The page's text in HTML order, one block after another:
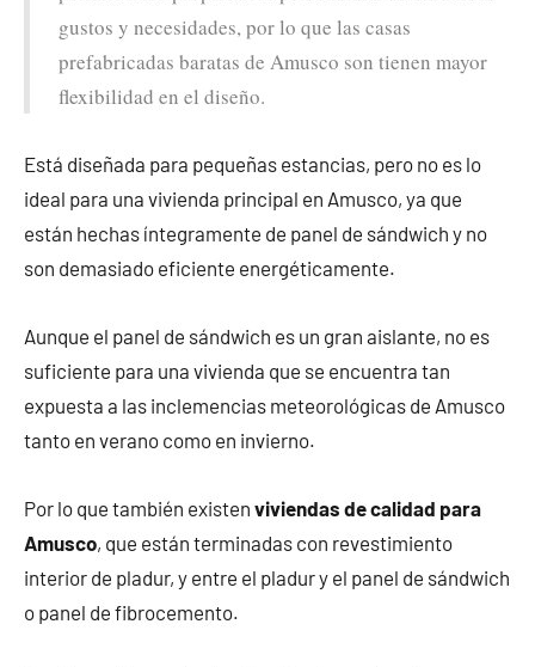
gustos y necesidades, por lo que las casas
prefabricadas baratas de Amusco son tienen mayor
flexibilidad en el diseño.
Está diseñada para pequeñas estancias, pero no es lo
ideal para una vivienda principal en Amusco, ya que
están hechas íntegramente de panel de sándwich y no
son demasiado eficiente energéticamente.
Aunque el panel de sándwich es un gran aislante, no es
suficiente para una vivienda que se encuentra tan
expuesta a las inclemencias meteorológicas de Amusco
tanto en verano como en invierno.
Por lo que también existen viviendas de calidad para
Amusco, que están terminadas con revestimiento
interior de pladur, y entre el pladur y el panel de sándwich
o panel de fibrocemento.